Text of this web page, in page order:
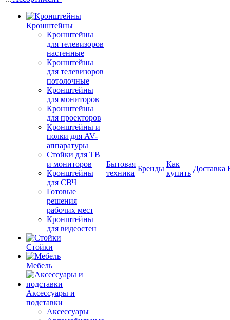
Кронштейны
Кронштейны
для телевизоров
настенные
Кронштейны
для телевизоров
потолочные
Кронштейны
для мониторов
Кронштейны
для проекторов
Кронштейны и
полки для AV-
аппаратуры
Стойки для ТВ
и мониторов
Кронштейны
для СВЧ
Готовые
решения
рабочих мест
Кронштейны
для видеостен
Стойки
Мебель
Аксессуары и
подставки
Аксессуары
Бытовая
техника
Бренды
Как
купить
Доставка